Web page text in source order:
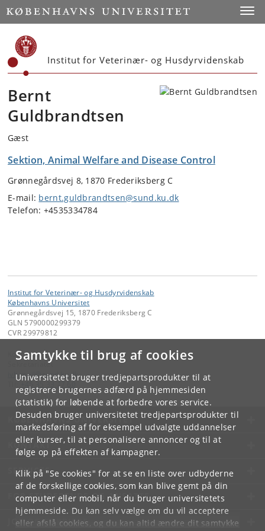
Samtykke til brug af cookies
Universitetet bruger tredjepartsprodukter til at
registrere brugernes adfærd på hjemmesiden
(statistik) for løbende at forbedre vores service.
Desuden bruger universitetet tredjepartsprodukter til
markedsføring af for eksempel udvalgte uddannelser
eller kurser, til at personalisere annoncer og til at
følge op på effekten af kampagner.
Klik på "Se cookies" for at se en liste over udbyderne
af de forskellige cookies, som kan blive gemt på din
computer eller mobil, når du bruger universitetets
hjemmeside. Du kan selv vælge om du vil acceptere
eller afslå cookies, og du kan altid ændre dit samtykke
Start
Institut for Veterinær- og Husdyrvidenskab
Bernt
Guldbrandtsen
Gæst
Sektion, Animal Welfare and Disease Control
Grønnegårdsvej 8, 1870 Frederiksberg C
E-mail: bernt.guldbrandtsen@sund.ku.dk
Telefon: +4535334784
Institut for Veterinær- og Husdyrvidenskab
Københavns Universitet
Grønnegårdsvej 15, 1870 Frederiksberg C
GLN 5790000299379
CVR 29979812
Kontakt:
Sekretariatet
ivh-mail@sund.ku. dk
KØBENHAVNS UNIVERSITET
KONTAKT
SERVICES
FOR STUDERENDE OG ANSATTE
JOB OG KARRIERE